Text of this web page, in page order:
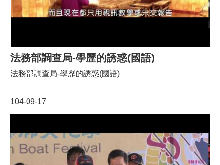
法務部調查局-學歷的誘惑(國語)
104-09-17
法務部調查局-學歷的誘惑(國語)